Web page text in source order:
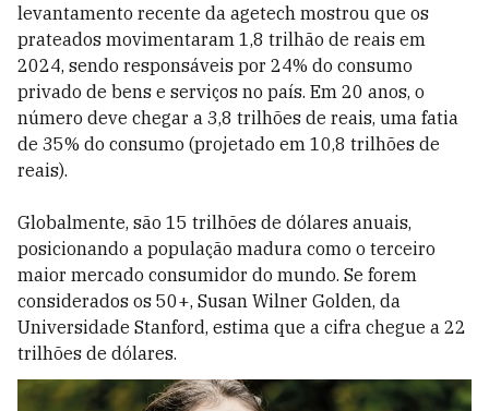
levantamento recente da agetech mostrou que os
prateados movimentaram 1,8 trilhão de reais em
2024, sendo responsáveis por 24% do consumo
privado de bens e serviços no país. Em 20 anos, o
número deve chegar a 3,8 trilhões de reais, uma fatia
de 35% do consumo (projetado em 10,8 trilhões de
reais).
Globalmente, são 15 trilhões de dólares anuais,
posicionando a população madura como o terceiro
maior mercado consumidor do mundo. Se forem
considerados os 50+, Susan Wilner Golden, da
Universidade Stanford, estima que a cifra chegue a 22
trilhões de dólares.